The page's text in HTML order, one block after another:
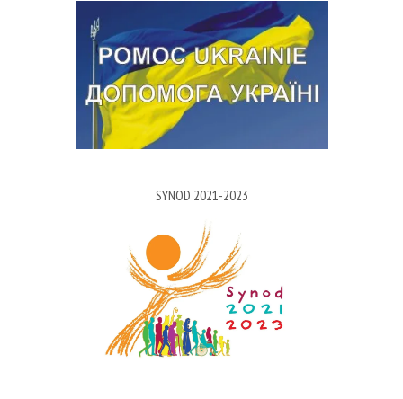
SYNOD 2021-2023